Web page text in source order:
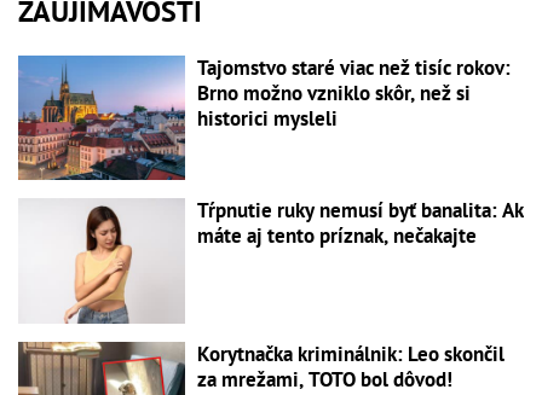
ZAUJÍMAVOSTI
Tajomstvo staré viac než tisíc rokov:
Brno možno vzniklo skôr, než si
historici mysleli
Tŕpnutie ruky nemusí byť banalita: Ak
máte aj tento príznak, nečakajte
Korytnačka kriminálnik: Leo skončil
za mrežami, TOTO bol dôvod!